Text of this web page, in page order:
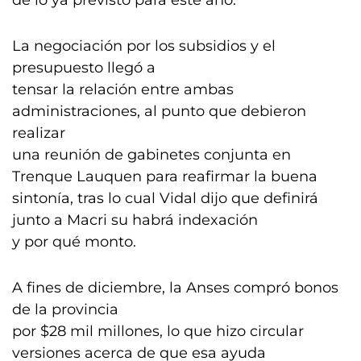
La negociación por los subsidios y el
presupuesto llegó a
tensar la relación entre ambas
administraciones, al punto que debieron
realizar
una reunión de gabinetes conjunta en
Trenque Lauquen para reafirmar la buena
sintonía, tras lo cual Vidal dijo que definirá
junto a Macri su habrá indexación
y por qué monto.
A fines de diciembre, la Anses compró bonos
de la provincia
por $28 mil millones, lo que hizo circular
versiones acerca de que esa ayuda